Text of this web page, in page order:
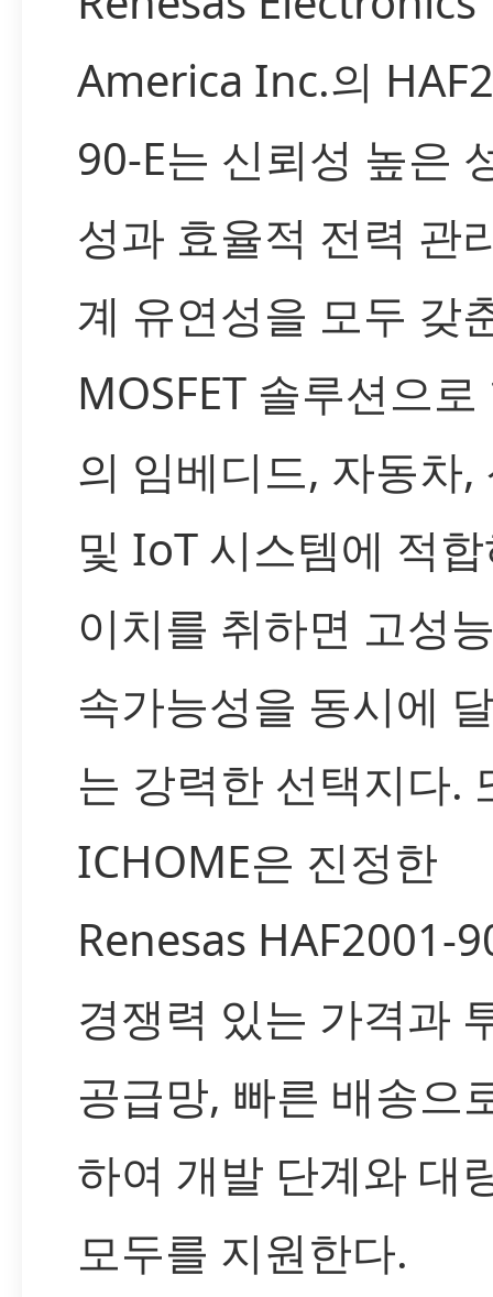
America Inc.의
90-E는 신뢰성 높은
성과 효율적 전력 관
계 유연성을 모두 갖
MOSFET 솔루션으
의 임베디드, 자동차,
및 IoT 시스템에 적
이치를 취하면 고성
속가능성을 동시에
는 강력한 선택지다.
ICHOME은 진정한
Renesas HAF2001-
경쟁력 있는 가격과
공급망, 빠른 배송으
하여 개발 단계와 대
모두를 지원한다.